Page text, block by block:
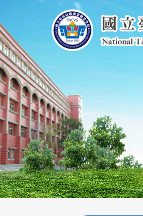
主
要
內
容
區
塊